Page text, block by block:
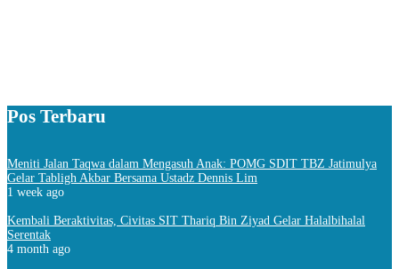
Pos Terbaru
Meniti Jalan Taqwa dalam Mengasuh Anak: POMG SDIT TBZ Jatimulya
Gelar Tabligh Akbar Bersama Ustadz Dennis Lim
1 week ago
Kembali Beraktivitas, Civitas SIT Thariq Bin Ziyad Gelar Halalbihalal
Serentak
4 month ago